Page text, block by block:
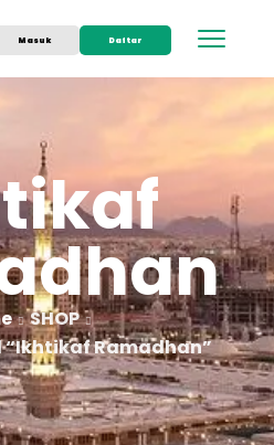
Masuk Daftar
SHOP
Ramadhan”